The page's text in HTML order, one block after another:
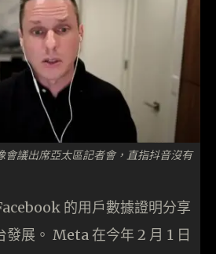
會議出席亞太區記者會，直指抖音沒有
的用戶數據證明分享
發展。 Meta 在今年 2 月 1 日